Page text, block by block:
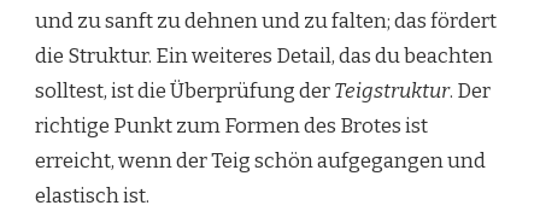
und zu sanft zu dehnen und zu falten; das fördert
die Struktur. Ein weiteres Detail, das du beachten
solltest, ist die Überprüfung derTeigstruktur. Der
richtige Punkt zum Formen des Brotes ist
erreicht, wenn der Teig schön aufgegangen und
elastisch ist.